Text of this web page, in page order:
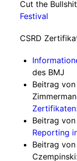
Cut the
Festival
CSRD
des BMJ
Beitrag
Beitrag
Reporting
Beitrag